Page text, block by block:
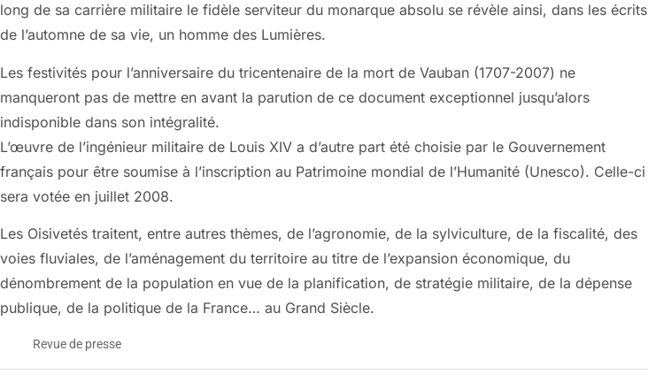
long de sa carrière militaire le fidèle serviteur du monarque absolu se révèle ainsi, dans les écrits
de l’automne de sa vie, un homme des Lumières.
Les festivités pour l’anniversaire du tricentenaire de la mort de Vauban (1707-2007) ne
manqueront pas de mettre en avant la parution de ce document exceptionnel jusqu’alors
indisponible dans son intégralité.
L’œuvre de l’ingénieur militaire de Louis XIV a d’autre part été choisie par le Gouvernement
français pour être soumise à l’inscription au Patrimoine mondial de l’Humanité (Unesco). Celle-ci
sera votée en juillet 2008.
Les Oisivetés traitent, entre autres thèmes, de l’agronomie, de la sylviculture, de la fiscalité, des
voies fluviales, de l’aménagement du territoire au titre de l’expansion économique, du
dénombrement de la population en vue de la planification, de stratégie militaire, de la dépense
publique, de la politique de la France… au Grand Siècle.
Revue de presse